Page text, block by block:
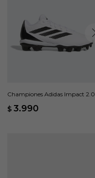
Championes Adidas Impact 2.0
$ 3.990